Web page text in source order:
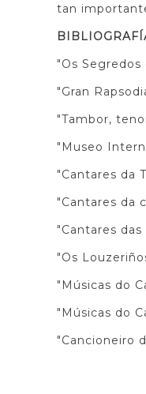
tan
"Os
"Gran
"Tambor,
"Museo
"Cantares da
"Cantares da
"Cantares
"Os
"Músicas do
"Músicas do
"Cancioneiro